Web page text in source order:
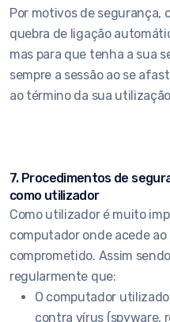
Por motivos de segurança,
quebra de ligação
mas para que tenha a sua
sempre a sessão ao se
ao término da sua
7. Procedimentos de
como utilizador
Como utilizador é muito
computador onde acede
comprometido. Assim
regularmente que:
O computador
contra vírus (spyware,